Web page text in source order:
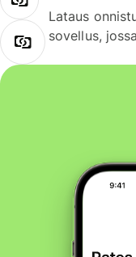
Lataus
sovellus,